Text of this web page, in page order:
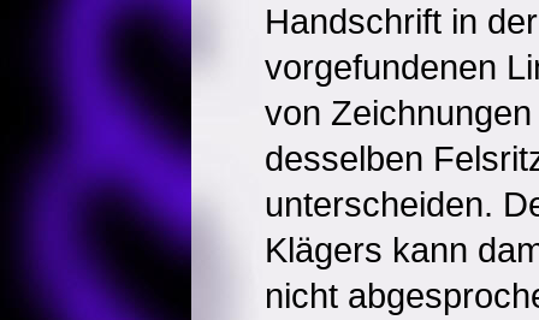
Handschrift in
vorgefundenen
von
desselben
unterscheiden.
Klägers kann
nicht